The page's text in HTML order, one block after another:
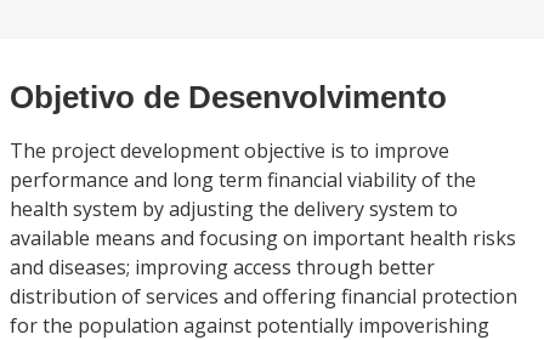
Objetivo de Desenvolvimento
The project development objective is to improve
performance and long term financial viability of the
health system by adjusting the delivery system to
available means and focusing on important health risks
and diseases; improving access through better
distribution of services and offering financial protection
for the population against potentially impoverishing